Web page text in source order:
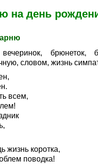
на день
брюнеток,
словом, жизнь
всем,
жизнь коротка,
поводка!